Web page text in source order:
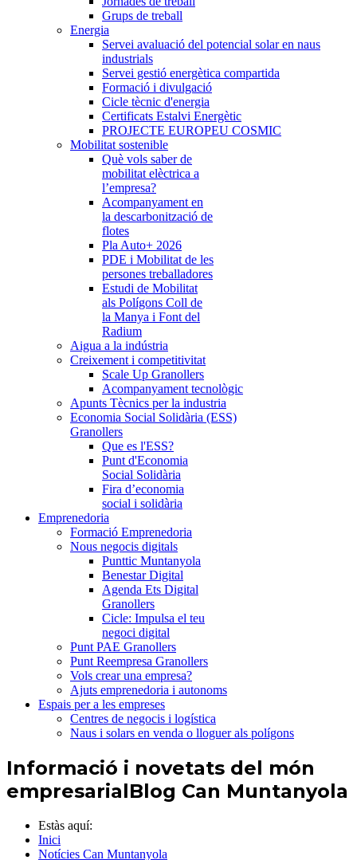
Grups de treball
Energia
Servei avaluació del potencial solar en naus
industrials
Servei gestió energètica compartida
Formació i divulgació
Cicle tècnic d'energia
Certificats Estalvi Energètic
PROJECTE EUROPEU COSMIC
Mobilitat sostenible
Què vols saber de
mobilitat elèctrica a
l’empresa?
Acompanyament en
la descarbonització de
flotes
Pla Auto+ 2026
PDE i Mobilitat de les
persones treballadores
Estudi de Mobilitat
als Polígons Coll de
la Manya i Font del
Radium
Aigua a la indústria
Creixement i competitivitat
Scale Up Granollers
Acompanyament tecnològic
Apunts Tècnics per la industria
Economia Social Solidària (ESS)
Granollers
Que es l'ESS?
Punt d'Economia
Social Solidària
Fira d’economia
social i solidària
Emprenedoria
Formació Emprenedoria
Nous negocis digitals
Punttic Muntanyola
Benestar Digital
Agenda Ets Digital
Granollers
Cicle: Impulsa el teu
negoci digital
Punt PAE Granollers
Punt Reempresa Granollers
Vols crear una empresa?
Ajuts emprenedoria i autonoms
Espais per a les empreses
Centres de negocis i logística
Naus i solars en venda o lloguer als polígons
Informació i novetats del món
empresarialBlog Can Muntanyola
Estàs aquí:
Inici
Notícies Can Muntanyola